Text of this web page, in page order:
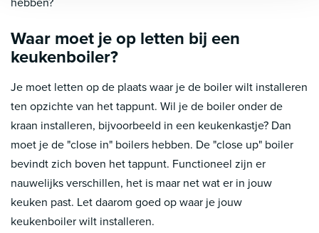
Waar moet je op letten bij een
keukenboiler?
Je moet letten op de plaats waar je de boiler wilt installeren
ten opzichte van het tappunt. Wil je de boiler onder de
kraan installeren, bijvoorbeeld in een keukenkastje? Dan
moet je de "close in" boilers hebben. De "close up" boiler
bevindt zich boven het tappunt. Functioneel zijn er
nauwelijks verschillen, het is maar net wat er in jouw
keuken past. Let daarom goed op waar je jouw
keukenboiler wilt installeren.